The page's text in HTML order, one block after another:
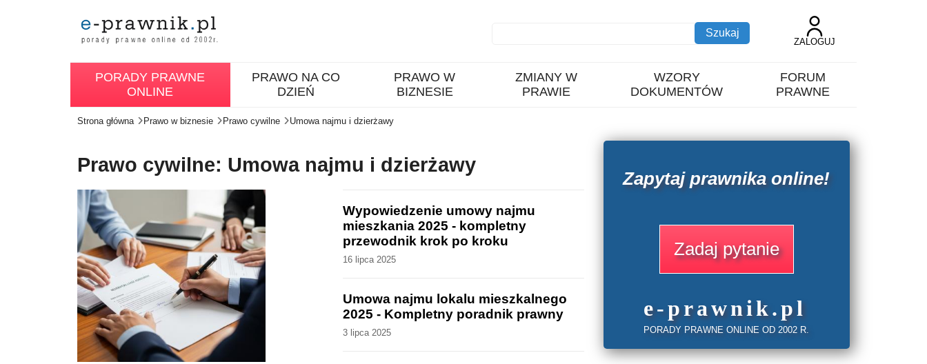
ZALOGUJ
PORADY PRAWNE
ONLINE
PRAWO NA CO
DZIEŃ
PRAWO W
BIZNESIE
ZMIANY W
PRAWIE
WZORY
DOKUMENTÓW
FORUM
PRAWNE
Strona główna Prawo w biznesie Prawo cywilne Umowa najmu i dzierżawy
Prawo cywilne: Umowa najmu i dzierżawy
Wypowiedzenie umowy najmu
mieszkania 2025 - kompletny
przewodnik krok po kroku
16 lipca 2025
Umowa najmu lokalu mieszkalnego
2025 - Kompletny poradnik prawny
3 lipca 2025
Zapytaj prawnika online!
Zadaj pytanie
e-prawnik.pl
PORADY PRAWNE ONLINE OD 2002 R.